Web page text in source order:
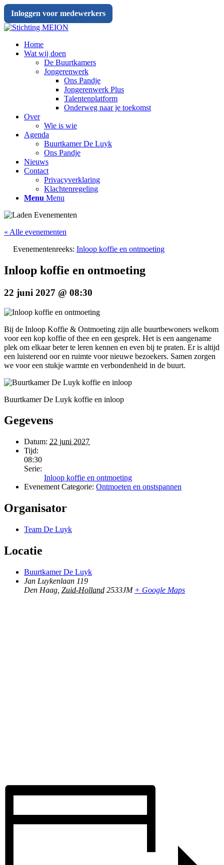
Inloggen voor medewerkers
Home
Wat wij doen
De Buurtkamers
Jongerenwerk
Ons Pandje
Jongerenwerk Plus
Talentenplatform
Onderweg naar je toekomst
Over
Wie is wie
Agenda
Buurtkamer De Luyk
Ons Pandje
Nieuws
Contact
Privacyverklaring
Klachtenregeling
Menu Menu
« Alle evenementen
Evenementenreeks: Inloop koffie en ontmoeting
Inloop koffie en ontmoeting
22 juni 2027 @ 08:30
Bij de Inloop Koffie & Ontmoeting zijn alle buurtbewoners welkom
voor een kop koffie of thee en een gesprek. Het is een aangename
plek om elkaar beter te leren kennen en even bij te praten. Er is altijd
een luisterend oor en ruimte voor nieuwe bezoekers. Samen zorgen
we voor een stukje warmte en verbondenheid in de buurt.
Buurtkamer De Luyk koffie en inloop
Gegevens
Datum: 22 juni 2027
Tijd:
08:30
Serie:
Inloop koffie en ontmoeting
Evenement Categorie: Ontmoeten en onstspannen
Organisator
Team De Luyk
Locatie
Buurtkamer De Luyk
Jan Luykenlaan 119
Den Haag Zuid-Holland 2533JM + Google Maps